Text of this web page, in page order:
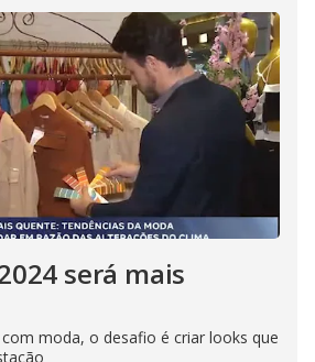
será mais
moda, o desafio é criar looks que